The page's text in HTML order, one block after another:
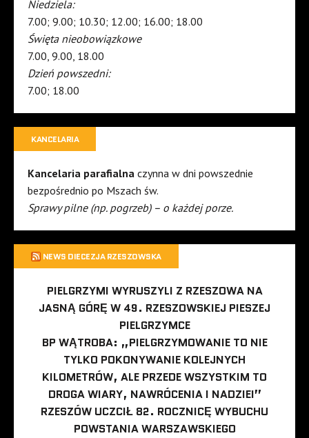
Niedziela:
7.00; 9.00; 10.30; 12.00; 16.00; 18.00
Święta nieobowiązkowe
7.00, 9.00, 18.00
Dzień powszedni:
7.00; 18.00
KANCELARIA
Kancelaria parafialna czynna w dni powszednie
bezpośrednio po Mszach św.
Sprawy pilne (np. pogrzeb) – o każdej porze.
NEWS DIECEZJA RZESZOWSKA
PIELGRZYMI WYRUSZYLI Z RZESZOWA NA
JASNĄ GÓRĘ W 49. RZESZOWSKIEJ PIESZEJ
PIELGRZYMCE
BP WĄTROBA: „PIELGRZYMOWANIE TO NIE
TYLKO POKONYWANIE KOLEJNYCH
KILOMETRÓW, ALE PRZEDE WSZYSTKIM TO
DROGA WIARY, NAWRÓCENIA I NADZIEI”
RZESZÓW UCZCIŁ 82. ROCZNICĘ WYBUCHU
POWSTANIA WARSZAWSKIEGO